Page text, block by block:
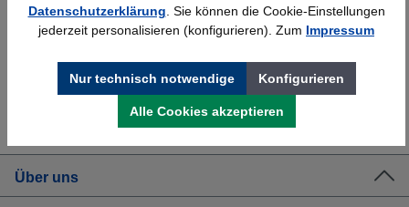
Bundesweit Faire Preise
Erfahrung
Bewährt seit 1958
Kostenlose Beratung
(04205) 635940
Über uns
Datenschutzerklärung . Sie können die Cookie-Einstellungen
jederzeit personalisieren (konfigurieren). Zum Impressum
Nur technisch notwendige Konfigurieren
Alle Cookies akzeptieren